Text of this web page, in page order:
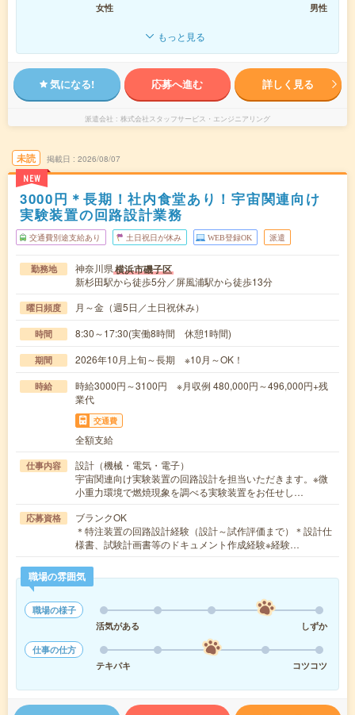
女性 男性
もっと見る
気になる! 応募へ進む 詳しく見る
派遣会社 株式会社スタッフサービス・エンジニアリング
未読
NEW
掲載日 2026/08/07
3000円＊長期！社内食堂あり！宇宙関連向け
実験装置の回路設計業務
交通費別途支給あり 土日祝日が休み WEB登録OK 派遣
勤務地 神奈川県横浜市磯子区
新杉田駅から徒歩5分／屏風浦駅から徒歩13分
曜日頻度 月～金（週5日／土日祝休み）
時間 8:30～17:30(実働8時間 休憩1時間)
期間 2026年10月上旬～長期 ※10月～OK！
時給
時給3000円～3100円 ※月収例 480,000円～496,000円+残
業代
交通費
全額支給
仕事内容
設計（機械・電気・電子）
宇宙関連向け実験装置の回路設計を担当いただきます。※微
小重力環境で燃焼現象を調べる実験装置をお任せし…
応募資格
ブランクOK
＊特注装置の回路設計経験（設計～試作評価まで）＊設計仕
様書、試験計画書等のドキュメント作成経験※経験…
職場の雰囲気
職場の様子
活気がある
しずか
仕事の仕方
テキパキ
コツコツ